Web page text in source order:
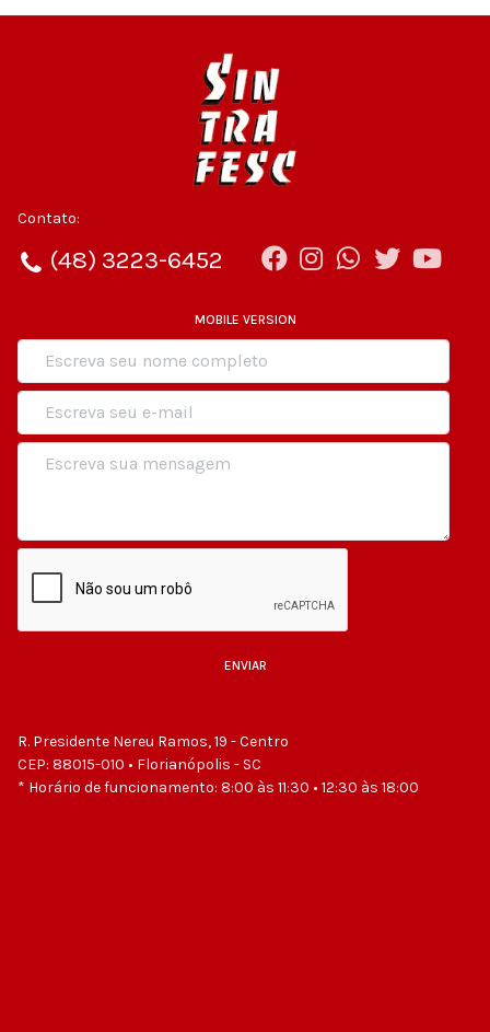
Contato:
(48) 3223-6452
MOBILE VERSION
ENVIAR
R. Presidente Nereu Ramos, 19 - Centro
CEP: 88015-010 • Florianópolis - SC
* Horário de funcionamento: 8:00 às 11:30 • 12:30 às 18:00